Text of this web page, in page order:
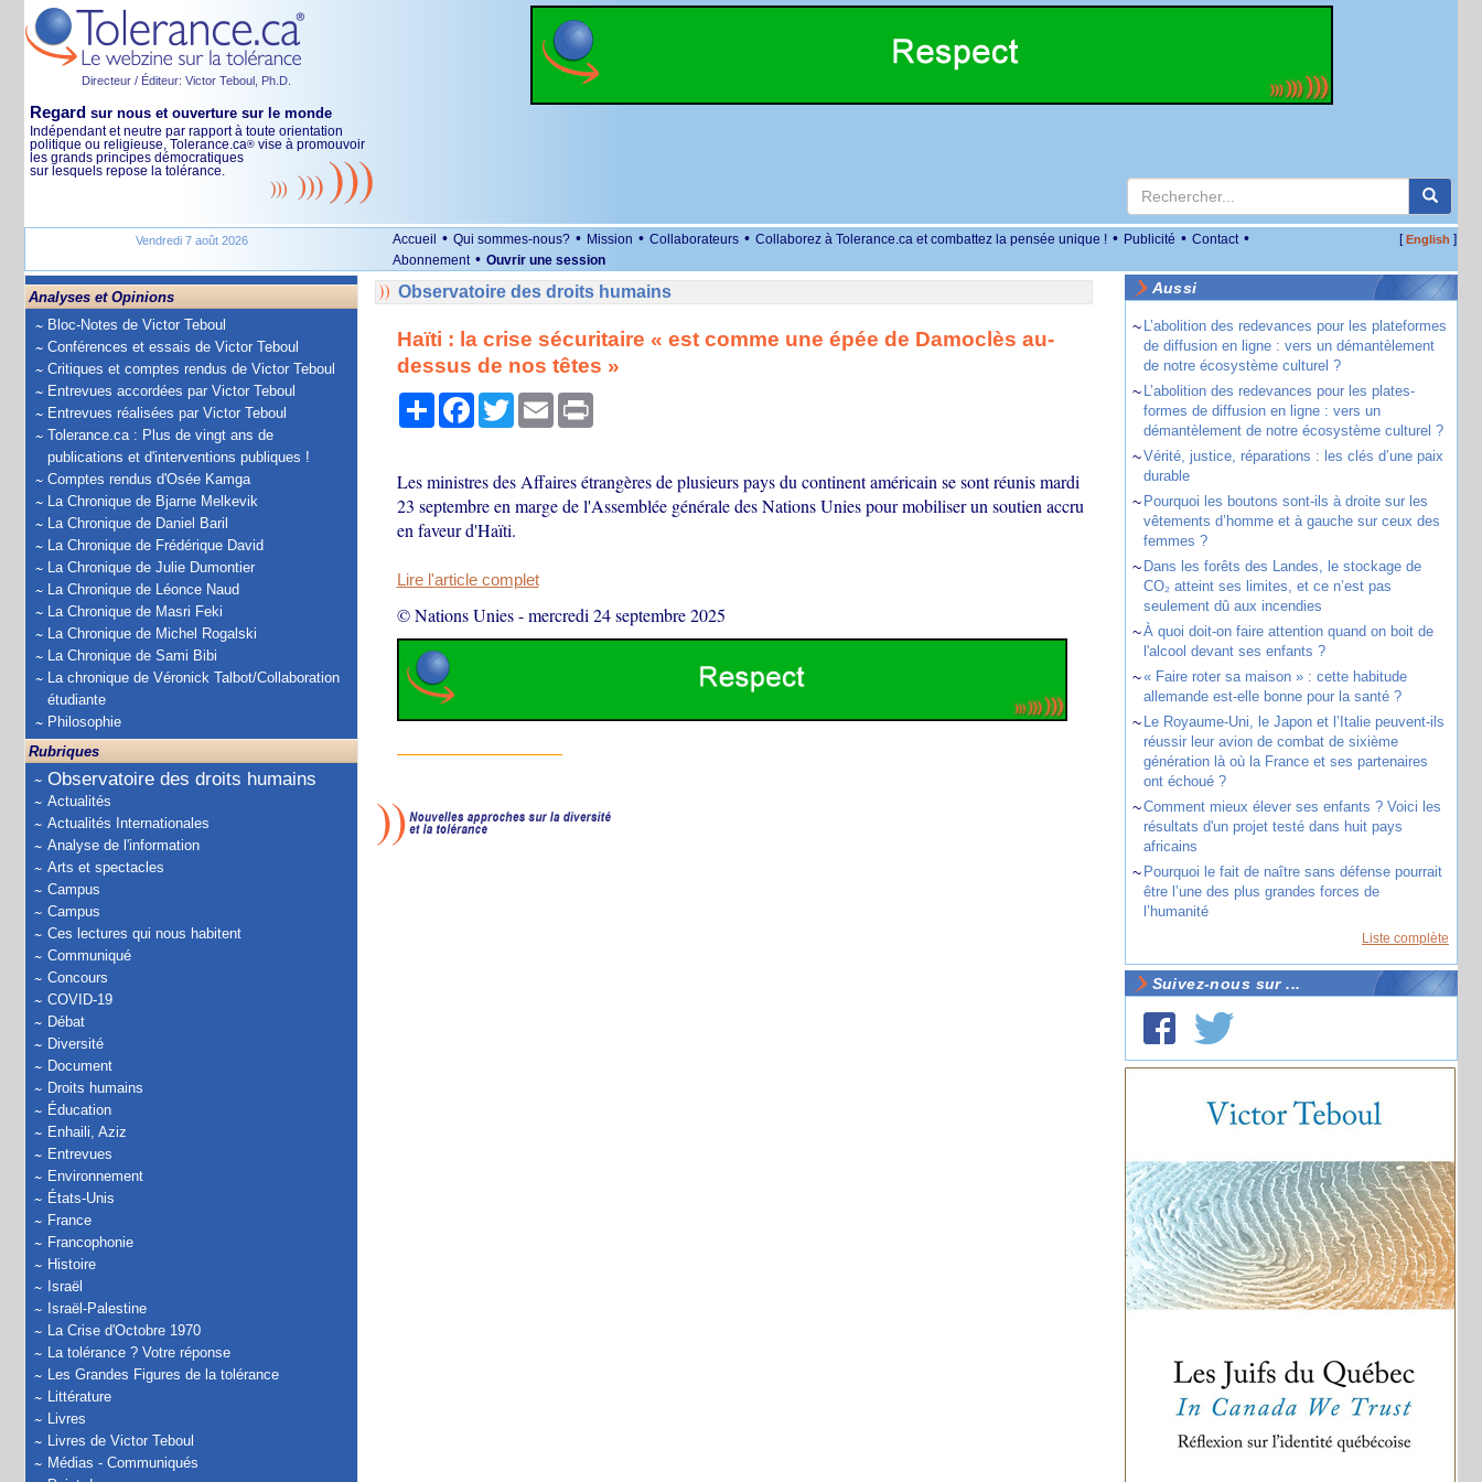
Directeur / Éditeur: Victor Teboul, Ph.D.
Regard sur nous et ouverture sur le monde
Indépendant et neutre par rapport à toute orientation
politique ou religieuse, Tolerance.ca® vise à promouvoir
les grands principes démocratiques
sur lesquels repose la tolérance.
Vendredi 7 août 2026 Accueil • Qui sommes-nous? • Mission • Collaborateurs • Collaborez à Tolerance.ca et combattez la pensée unique ! • Publicité • Contact •
Abonnement • Ouvrir une session
[English ]
Analyses et Opinions
Bloc-Notes de Victor Teboul
Conférences et essais de Victor Teboul
Critiques et comptes rendus de Victor Teboul
Entrevues accordées par Victor Teboul
Entrevues réalisées par Victor Teboul
Tolerance.ca : Plus de vingt ans de
publications et d'interventions publiques !
Comptes rendus d'Osée Kamga
La Chronique de Bjarne Melkevik
La Chronique de Daniel Baril
La Chronique de Frédérique David
La Chronique de Julie Dumontier
La Chronique de Léonce Naud
La Chronique de Masri Feki
La Chronique de Michel Rogalski
La Chronique de Sami Bibi
La chronique de Véronick Talbot/Collaboration
étudiante
Philosophie
Rubriques
Observatoire des droits humains
Actualités
Actualités Internationales
Analyse de l'information
Arts et spectacles
Campus
Campus
Ces lectures qui nous habitent
Communiqué
Concours
COVID-19
Débat
Diversité
Document
Droits humains
Éducation
Enhaili, Aziz
Entrevues
Environnement
États-Unis
France
Francophonie
Histoire
Israël
Israël-Palestine
La Crise d'Octobre 1970
La tolérance ? Votre réponse
Les Grandes Figures de la tolérance
Littérature
Livres
Livres de Victor Teboul
Médias - Communiqués
Observatoire des droits humains
Haïti : la crise sécuritaire « est comme une épée de Damoclès au-
dessus de nos têtes »
PartagerFacebook
TwitterEmail Print
Les ministres des Affaires étrangères de plusieurs pays du continent américain se sont réunis mardi
23 septembre en marge de l'Assemblée générale des Nations Unies pour mobiliser un soutien accru
en faveur d'Haïti.
Lire l'article complet
© Nations Unies-mercredi 24 septembre 2025
Aussi
~ L’abolition des redevances pour les plateformes
de diffusion en ligne : vers un démantèlement
de notre écosystème culturel ?
~ L’abolition des redevances pour les plates-
formes de diffusion en ligne : vers un
démantèlement de notre écosystème culturel ?
~Vérité, justice, réparations : les clés d’une paix
durable
~ Pourquoi les boutons sont-ils à droite sur les
vêtements d’homme et à gauche sur ceux des
femmes ?
~ Dans les forêts des Landes, le stockage de
CO₂ atteint ses limites, et ce n’est pas
seulement dû aux incendies
~À quoi doit-on faire attention quand on boit de
l'alcool devant ses enfants ?
~« Faire roter sa maison » : cette habitude
allemande est-elle bonne pour la santé ?
~ Le Royaume-Uni, le Japon et l’Italie peuvent-ils
réussir leur avion de combat de sixième
génération là où la France et ses partenaires
ont échoué ?
~Comment mieux élever ses enfants ? Voici les
résultats d'un projet testé dans huit pays
africains
~ Pourquoi le fait de naître sans défense pourrait
être l’une des plus grandes forces de
l’humanité
Liste complète
Suivez-nous sur ...